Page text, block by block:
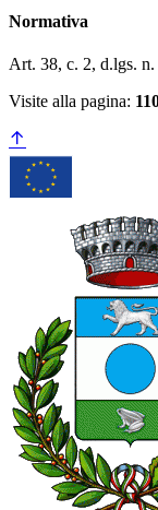
Normativa
Art. 38, c. 2, d.lgs.
Visite alla pagina: